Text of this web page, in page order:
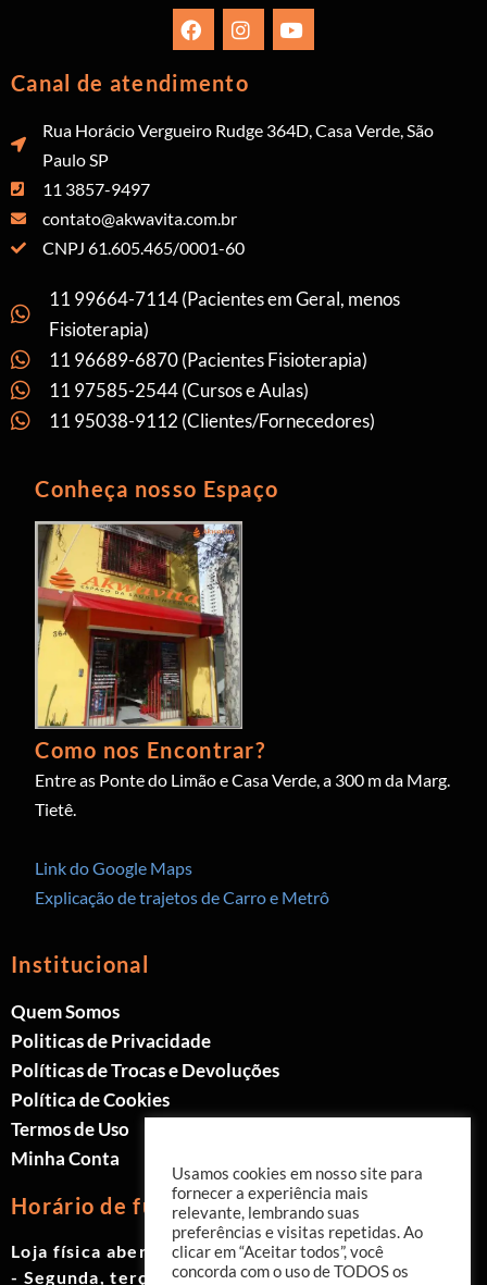
Canal de atendimento
Rua Horácio Vergueiro Rudge 364D, Casa Verde, São
Paulo SP
11 3857-9497
contato@akwavita.com.br
CNPJ 61.605.465/0001-60
11 99664-7114 (Pacientes em Geral, menos
Fisioterapia)
11 96689-6870 (Pacientes Fisioterapia)
11 97585-2544 (Cursos e Aulas)
11 95038-9112 (Clientes/Fornecedores)
Conheça nosso Espaço
Como nos Encontrar?
Entre as Ponte do Limão e Casa Verde, a 300 m da Marg.
Tietê.
Link do Google Maps
Explicação de trajetos de Carro e Metrô
Institucional
Quem Somos
Politicas de Privacidade
Políticas de Trocas e Devoluções
Política de Cookies
Termos de Uso
Minha Conta
Horário de funcionamento
Loja física aberta de Segunda à Sábado.
- Segunda, terça e quinta das 9h às 19h
Usamos cookies em nosso site para
fornecer a experiência mais
relevante, lembrando suas
preferências e visitas repetidas. Ao
clicar em “Aceitar todos”, você
concorda com o uso de TODOS os